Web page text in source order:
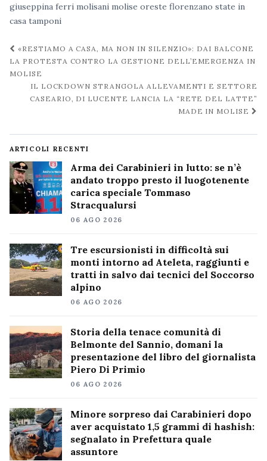
giuseppina ferri molisani molise oreste florenzano state in
casa tamponi
Navigazione
post
«RESTIAMO A CASA, MA NON IN SILENZIO»: DAI BALCONE
LA PROTESTA CONTRO LA GESTIONE DELL’EMERGENZA IN
MOLISE
IL LOCKDOWN STRANGOLA ALLEVAMENTI E SETTORE
CASEARIO, DI LUCENTE LANCIA LA “RETE DEL LATTE”
MADE IN MOLISE
ARTICOLI RECENTI
Arma dei Carabinieri in lutto: se n’è
andato troppo presto il luogotenente
carica speciale Tommaso
Stracqualursi
06 AGO 2026
Tre escursionisti in difficoltà sui
monti intorno ad Ateleta, raggiunti e
tratti in salvo dai tecnici del Soccorso
alpino
06 AGO 2026
Storia della tenace comunità di
Belmonte del Sannio, domani la
presentazione del libro del giornalista
Piero Di Primio
06 AGO 2026
Minore sorpreso dai Carabinieri dopo
aver acquistato 1,5 grammi di hashish:
segnalato in Prefettura quale
assuntore